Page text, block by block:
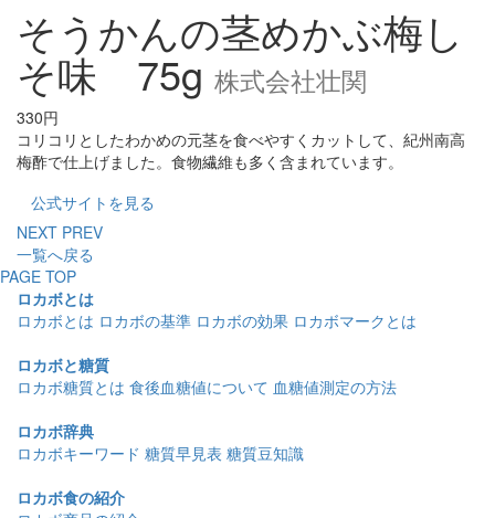
そうかんの茎めかぶ梅し
そ味 75g 株式会社壮関
330円
コリコリとしたわかめの元茎を食べやすくカットして、紀州南高
梅酢で仕上げました。食物繊維も多く含まれています。
公式サイトを見る
NEXT PREV
一覧へ戻る
PAGE TOP
ロカボとは
ロカボとは ロカボの基準 ロカボの効果 ロカボマークとは
ロカボと糖質
ロカボ糖質とは 食後血糖値について 血糖値測定の方法
ロカボ辞典
ロカボキーワード 糖質早見表 糖質豆知識
ロカボ食の紹介